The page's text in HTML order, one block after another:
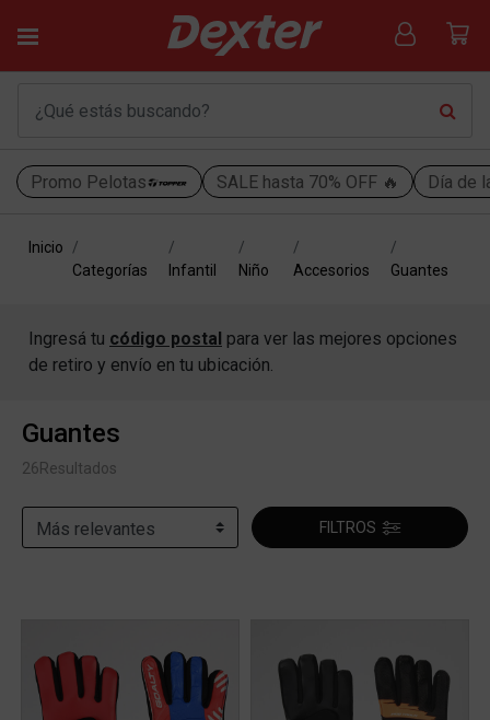
Promo Pelotas SALE hasta 70% OFF 🔥 Día de
Inicio
Categorías
Infantil Niño Accesorios Guantes
Ingresá tu código postal para ver las mejores opciones
de retiro y envío en tu ubicación.
Guantes
26Resultados
FILTROS